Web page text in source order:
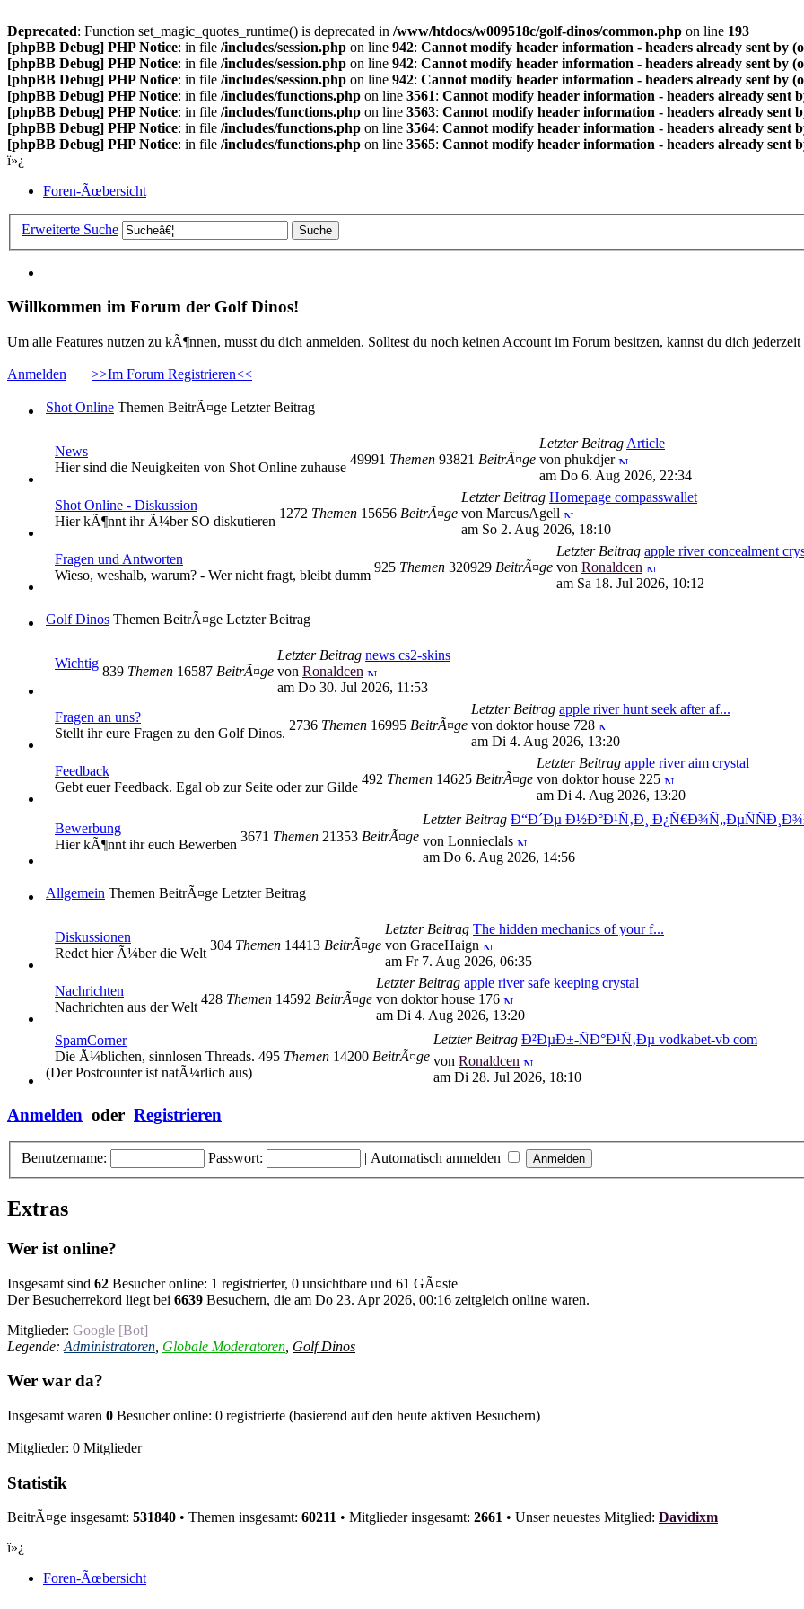
Deprecated: Function set_magic_quotes_runtime() is deprecated in /www/htdocs/w009518c/golf-dinos/common.php on line 193
[phpBB Debug] PHP Notice: in file /includes/session.php on line 942: Cannot modify header information - headers already sent by
[phpBB Debug] PHP Notice: in file /includes/session.php on line 942: Cannot modify header information - headers already sent by
[phpBB Debug] PHP Notice: in file /includes/session.php on line 942: Cannot modify header information - headers already sent by
[phpBB Debug] PHP Notice: in file /includes/functions.php on line 3561: Cannot modify header information - headers already sent
[phpBB Debug] PHP Notice: in file /includes/functions.php on line 3563: Cannot modify header information - headers already sent
[phpBB Debug] PHP Notice: in file /includes/functions.php on line 3564: Cannot modify header information - headers already sent
[phpBB Debug] PHP Notice: in file /includes/functions.php on line 3565: Cannot modify header information - headers already sent
ï»¿
Foren-Ãœbersicht
Erweiterte Suche
Willkommen im Forum der Golf Dinos!
Um alle Features nutzen zu kÃ¶nnen, musst du dich anmelden. Solltest du noch keinen Account im Forum besitzen, kannst du dich
Anmelden >>Im Forum Registrieren<<
Shot Online Themen BeitrÃ¤ge Letzter Beitrag
News
Hier sind die Neuigkeiten von Shot Online zuhause
49991 Themen 93821 BeitrÃ¤ge
Letzter Beitrag Article
von phukdjer
am Do 6. Aug 2026, 22:34
Shot Online - Diskussion
Hier kÃ¶nnt ihr Ã¼ber SO diskutieren
1272 Themen 15656 BeitrÃ¤ge
Letzter Beitrag Homepage compasswallet
von MarcusAgell
am So 2. Aug 2026, 18:10
Fragen und Antworten
Wieso, weshalb, warum? - Wer nicht fragt, bleibt dumm
925 Themen 320929 BeitrÃ¤ge
Letzter Beitrag apple river concealment
von Ronaldcen
am Sa 18. Jul 2026, 10:12
Golf Dinos Themen BeitrÃ¤ge Letzter Beitrag
Wichtig
839 Themen 16587 BeitrÃ¤ge
Letzter Beitrag news cs2-skins
von Ronaldcen
am Do 30. Jul 2026, 11:53
Fragen an uns?
Stellt ihr eure Fragen zu den Golf Dinos.
2736 Themen 16995 BeitrÃ¤ge
Letzter Beitrag apple river hunt seek after af...
von doktor house 728
am Di 4. Aug 2026, 13:20
Feedback
Gebt euer Feedback. Egal ob zur Seite oder zur Gilde
492 Themen 14625 BeitrÃ¤ge
Letzter Beitrag apple river aim crystal
von doktor house 225
am Di 4. Aug 2026, 13:20
Bewerbung
Hier kÃ¶nnt ihr euch Bewerben
3671 Themen 21353 BeitrÃ¤ge
Letzter Beitrag Ð“Ð´Ðµ Ð½Ð°Ð¹Ñ‚Ð¸
von Lonnieclals
am Do 6. Aug 2026, 14:56
Allgemein Themen BeitrÃ¤ge Letzter Beitrag
Diskussionen
Redet hier Ã¼ber die Welt
304 Themen 14413 BeitrÃ¤ge
Letzter Beitrag The hidden mechanics of your f...
von GraceHaign
am Fr 7. Aug 2026, 06:35
Nachrichten
Nachrichten aus der Welt
428 Themen 14592 BeitrÃ¤ge
Letzter Beitrag apple river safe keeping crystal
von doktor house 176
am Di 4. Aug 2026, 13:20
SpamCorner
Die Ã¼blichen, sinnlosen Threads.
(Der Postcounter ist natÃ¼rlich aus)
495 Themen 14200 BeitrÃ¤ge
Letzter Beitrag Ð²ÐµÐ±-ÑÐ°Ð¹Ñ‚Ðµ vodkabet-vb com
von Ronaldcen
am Di 28. Jul 2026, 18:10
Anmelden oder Registrieren
Benutzername: Passwort: | Automatisch anmelden
Extras
Wer ist online?
Insgesamt sind 62 Besucher online: 1 registrierter, 0 unsichtbare und 61 GÃ¤ste
Der Besucherrekord liegt bei 6639 Besuchern, die am Do 23. Apr 2026, 00:16 zeitgleich online waren.
Mitglieder: Google [Bot]
Legende: Administratoren Globale Moderatoren Golf Dinos
Wer war da?
Insgesamt waren 0 Besucher online: 0 registrierte (basierend auf den heute aktiven Besuchern)
Mitglieder: 0 Mitglieder
Statistik
BeitrÃ¤ge insgesamt: 531840 • Themen insgesamt: 60211 • Mitglieder insgesamt: 2661 • Unser neuestes Mitglied: Davidixm
ï»¿
Foren-Ãœbersicht